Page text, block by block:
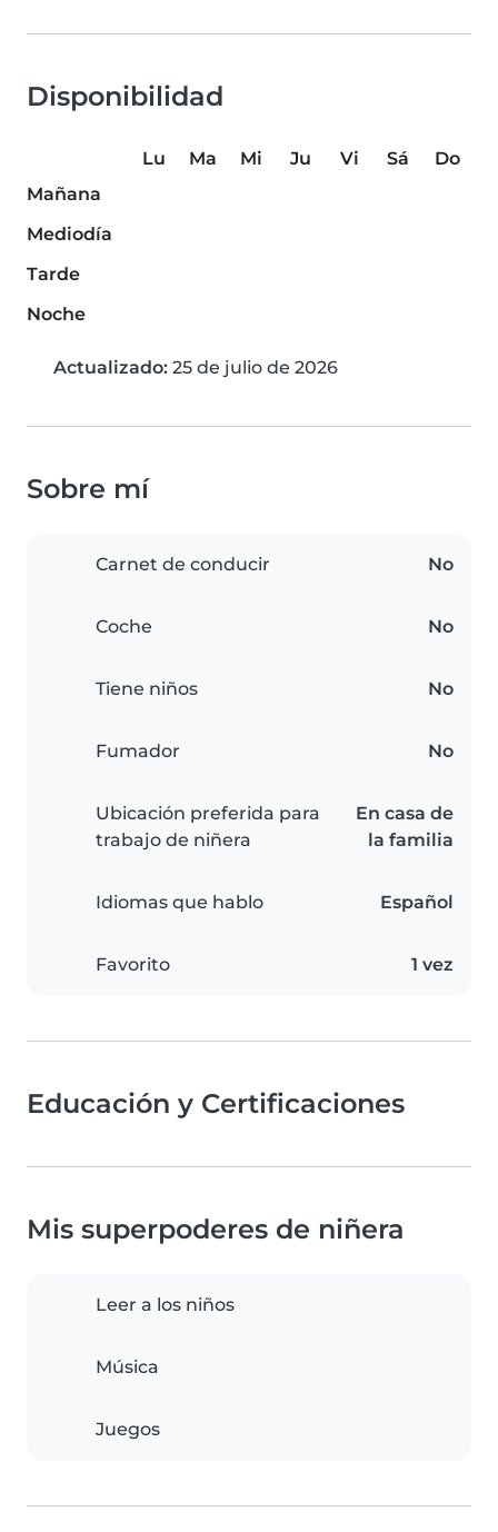
Disponibilidad
Lu Ma Mi Ju Vi Sá
Do
Mañana
Mediodía
Tarde
Noche
Actualizado: 25 de julio de 2026
Sobre mí
Carnet de conducir No
Coche No
Tiene niños No
Fumador No
Ubicación preferida para
trabajo de niñera
En casa de
la familia
Idiomas que hablo Español
Favorito 1 vez
Educación y Certificaciones
Mis superpoderes de niñera
Leer a los niños
Música
Juegos